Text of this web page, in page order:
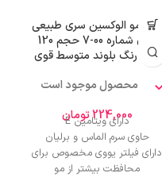
رنگ مو الوکسین سری طبیعی
قوی شماره 00-7 حجم 120
میل رنگ بلوند متوسط قوی
محصول موجود است
224,000تومان
دارای ویتامین E
حاوی سرم الماس و برلیان
دارای فیلتر یووی مخصوص برای
محافظت بیشتر از مو